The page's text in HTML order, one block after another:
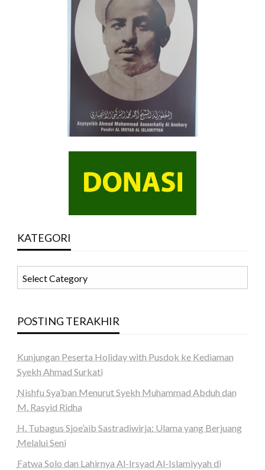
KATEGORI
POSTING TERAKHIR
Kunjungan Peserta Holiday with Pusdok ke Kediaman
Syekh Ahmad Surkati
Nishfu Sya’ban Menurut Syekh Muhammad Abduh dan
M. Rasyid Ridha
H. Tubagus Sjoe’aib Sastradiwirja: Ulama yang Berjuang
Melalui Seni
Fatwa Solo dan Lahirnya Al-Irsyad Al-Islamiyyah di